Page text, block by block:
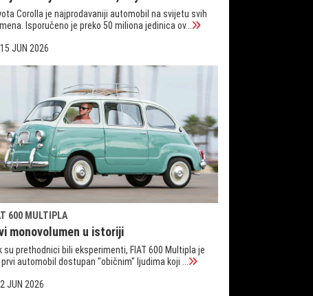
Corolla je najprodavaniji automobil na svijetu svih
Isporučeno je preko 50 miliona jedinica ov...
15 JUN 2026
600 MULTIPLA
monovolumen u istoriji
su prethodnici bili eksperimenti, FIAT 600 Multipla je
prvi automobil dostupan "običnim" ljudima koji ...
2 JUN 2026